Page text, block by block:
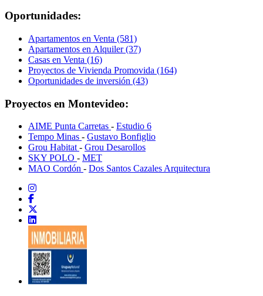
Oportunidades:
Apartamentos en Venta (581)
Apartamentos en Alquiler (37)
Casas en Venta (16)
Proyectos de Vivienda Promovida (164)
Oportunidades de inversión (43)
Proyectos en Montevideo:
AIME Punta Carretas - Estudio 6
Tempo Minas - Gustavo Bonfiglio
Grou Habitat - Grou Desarollos
SKY POLO - MET
MAO Cordón - Dos Santos Cazales Arquitectura